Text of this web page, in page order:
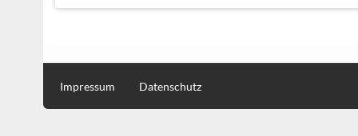
Impressum Datenschutz